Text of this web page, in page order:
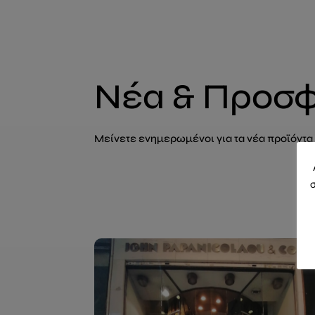
Νέα &
Μείνετε ενημερωμένοι για τα νέα